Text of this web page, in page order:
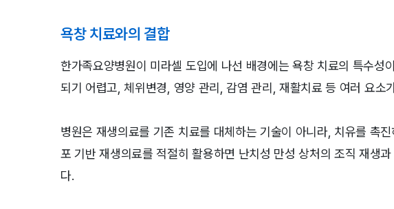
욕창 치료와의 결합
한가족요양병원이 미라셀 도입에 나선 배경에는 욕창 치료의 특수성
되기 어렵고, 체위변경, 영양 관리, 감염 관리, 재활치료 등 여러 요소
병원은 재생의료를 기존 치료를 대체하는 기술이 아니라, 치유를 촉
포 기반 재생의료를 적절히 활용하면 난치성 만성 상처의 조직 재생
다.